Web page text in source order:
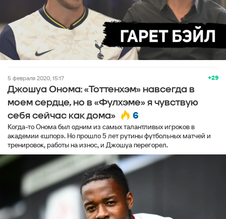
+29
5 февраля 2020, 15:17
Джошуа Онома: «Тоттенхэм» навсегда в
моем сердце, но в «Фулхэме» я чувствую
себя сейчас как дома»
6
Когда-то Онома был одним из самых талантливых игроков в
академии «шпор». Но прошло 5 лет рутины футбольных матчей и
тренировок, работы на износ, и Джошуа перегорел.